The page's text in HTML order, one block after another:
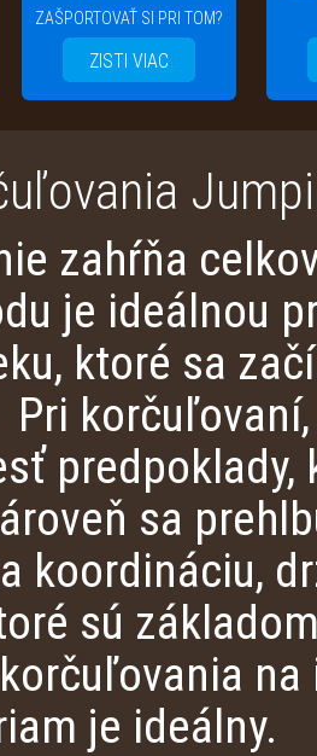
ZAŠPORTOVAŤ SI PRI TOM?
ZISTI VIAC
zahŕňa
je ideálnou
ktoré sa
sa
koordináciu,
sú
je ideálny.